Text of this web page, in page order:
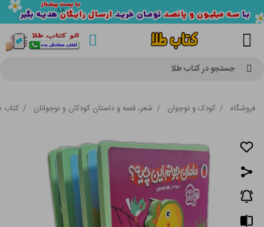
جستجو در کتاب طلا
فروشگاه / کودک و نوجوان / شعر، قصه و داستان کودکان و نوجوانان / کتاب